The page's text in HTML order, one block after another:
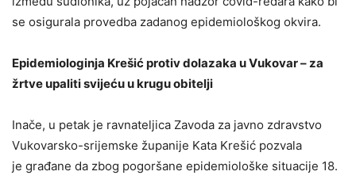
se osigurala provedba zadanog epidemiološkog okvira.
Epidemiologinja Krešić protiv dolazaka u Vukovar – za
žrtve upaliti svijeću u krugu obitelji
Inače, u petak je ravnateljica Zavoda za javno zdravstvo
Vukovarsko-srijemske županije Kata Krešić pozvala
je građane da zbog pogoršane epidemiološke situacije 18.